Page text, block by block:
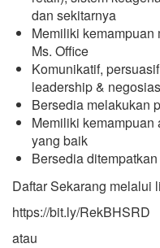
dan sekitarnya
Memiliki kemampuan
Ms. Office
Komunikatif,
leadership &
Bersedia melakukan
Memiliki
yang baik
Bersedia
Daftar Sekarang melalui
https://bit.ly/RekBHSRD
atau